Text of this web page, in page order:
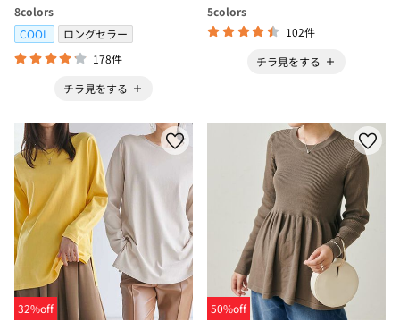
8colors
COOL
ロングセラー
178件
チラ見をする
5colors
102件
チラ見をする
32%off
50%off